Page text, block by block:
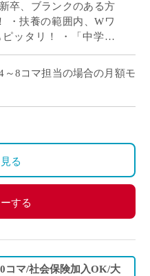
卒、ブランクのある方
・扶養の範囲内、Wワ
ッタリ！ ・「中学理
当できればOK […]
～8コマ担当の場合の月額モ
て、初月の給与は日割計
る
する
コマ/社会保険加入OK/大